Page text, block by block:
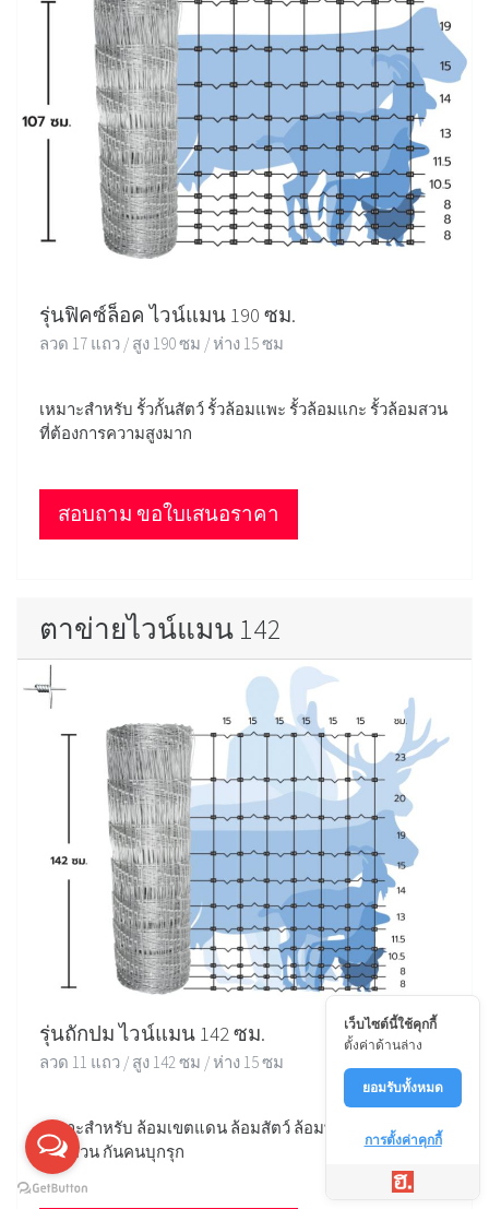
รุ่นฟิคซ์ล็อค ไวน์แมน 190 ซม.
ลวด 17 แถว / สูง 190 ซม / ห่าง 15 ซม
เหมาะสำหรับ รั้วกั้นสัตว์ รั้วล้อมแพะ รั้วล้อมแกะ รั้วล้อมสวน
ที่ต้องการความสูงมาก
สอบถาม ขอใบเสนอราคา
ตาข่ายไวน์แมน 142
รุ่นถักปม ไวน์แมน 142 ซม.
ลวด 11 แถว / สูง 142 ซม / ห่าง 15 ซม
เหมาะสำหรับ ล้อมเขตแดน ล้อมสัตว์ ล้อมพื้นที่ ล้อมบ้าน
ล้อมสวน กันคนบุกรุก
เว็บไซต์นี้ใช้คุกกี้
ตั้งค่าด้านล่าง
ยอมรับทั้งหมด
การตั้งค่าคุกกี้